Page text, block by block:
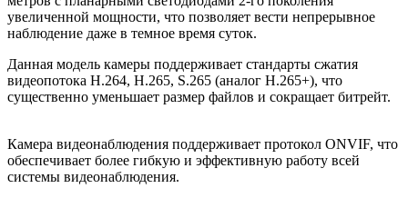
увеличенной мощности, что позволяет вести непрерывное
наблюдение даже в темное время суток.
Данная модель камеры поддерживает стандарты сжатия
видеопотока H.264, H.265, S.265 (аналог H.265+), что
существенно уменьшает размер файлов и сокращает битрейт.
Камера видеонаблюдения поддерживает протокол ONVIF, что
обеспечивает более гибкую и эффективную работу всей
системы видеонаблюдения.